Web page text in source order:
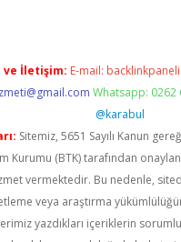
ve İletişim: E-mail:
Whatsapp: 0262
@karabul
Sitemiz, 5651 Sayılı Kanun
Kurumu (BTK) tarafından
vermektedir. Bu nedenle,
veya araştırma
yazdıkları içeriklerin